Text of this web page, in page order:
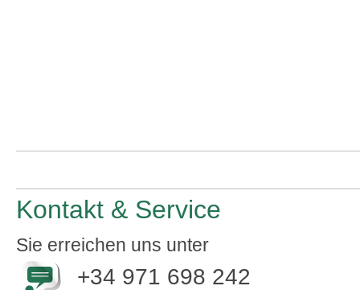
Kontakt & Service
Sie erreichen uns unter
+34 971 698 242